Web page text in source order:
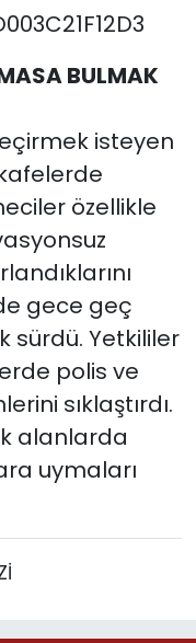
BULMAK
isteyen
özellikle
gece geç
sürdü. Yetkililer
polis ve
sıklaştırdı.
alanlarda
uymaları